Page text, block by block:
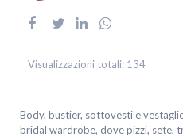
Visualizzazioni totali: 134
Body, bustier, sottovesti e
bridal wardrobe, dove pizzi, sete,